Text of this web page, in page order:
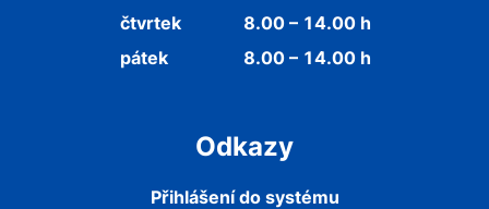
čtvrtek
8.00 – 14.00 h
pátek
8.00 – 14.00 h
Odkazy
Přihlášení do systému